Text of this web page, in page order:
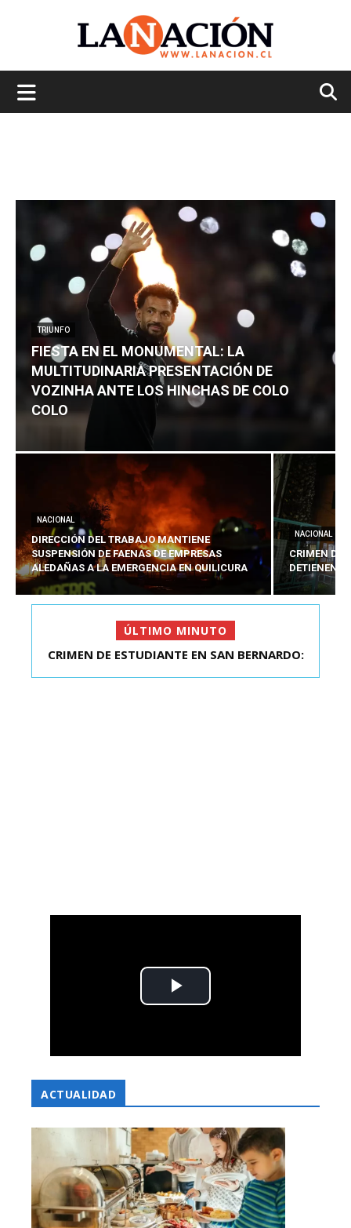
TRIUNFO
FIESTA EN EL MONUMENTAL: LA
MULTITUDINARIA PRESENTACIÓN DE
VOZINHA ANTE LOS HINCHAS DE COLO
COLO
NACIONAL
DIRECCIÓN DEL TRABAJO MANTIENE
SUSPENSIÓN DE FAENAS DE EMPRESAS
ALEDAÑAS A LA EMERGENCIA EN QUILICURA
NACIONAL
CRIMEN DE
DETIENEN
ÚLTIMO MINUTO
FIESTA EN EL MONUMENTAL: LA
ACTUALIDAD